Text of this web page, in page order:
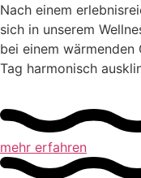
Nach einem
sich in unserem
bei einem wärmenden
Tag harmonisch
mehr erfahren